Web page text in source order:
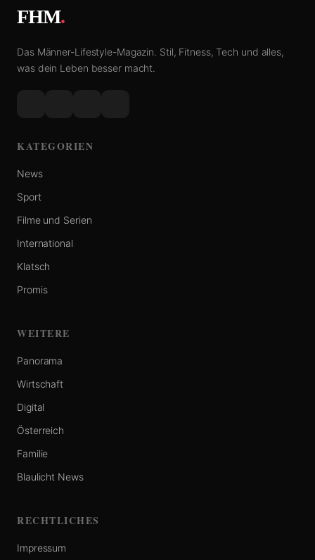
FHM.
Das Männer-Lifestyle-Magazin. Stil, Fitness, Tech und alles,
was dein Leben besser macht.
KATEGORIEN
News
Sport
Filme und Serien
International
Klatsch
Promis
WEITERE
Panorama
Wirtschaft
Digital
Österreich
Familie
Blaulicht News
RECHTLICHES
Impressum